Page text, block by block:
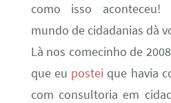
como isso aconteceu!
mundo de cidadanias dà
Là nos comecinho de
que eu postei que havia
com consultoria em